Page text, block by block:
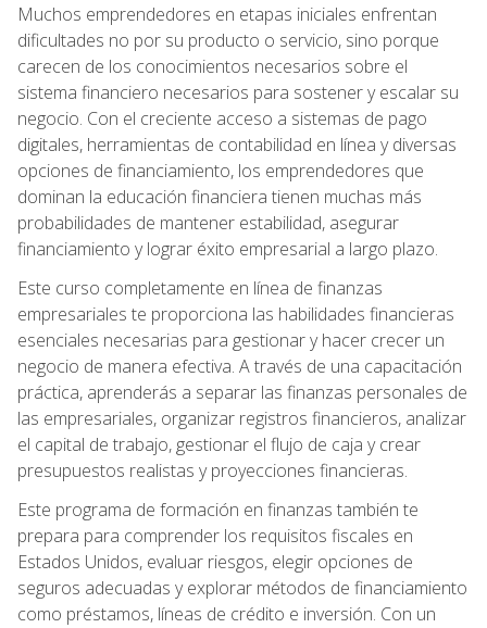
Muchos emprendedores en etapas iniciales enfrentan
dificultades no por su producto o servicio, sino porque
carecen de los conocimientos necesarios sobre el
sistema financiero necesarios para sostener y escalar su
negocio. Con el creciente acceso a sistemas de pago
digitales, herramientas de contabilidad en línea y diversas
opciones de financiamiento, los emprendedores que
dominan la educación financiera tienen muchas más
probabilidades de mantener estabilidad, asegurar
financiamiento y lograr éxito empresarial a largo plazo.
Este curso completamente en línea de finanzas
empresariales te proporciona las habilidades financieras
esenciales necesarias para gestionar y hacer crecer un
negocio de manera efectiva. A través de una capacitación
práctica, aprenderás a separar las finanzas personales de
las empresariales, organizar registros financieros, analizar
el capital de trabajo, gestionar el flujo de caja y crear
presupuestos realistas y proyecciones financieras.
Este programa de formación en finanzas también te
prepara para comprender los requisitos fiscales en
Estados Unidos, evaluar riesgos, elegir opciones de
seguros adecuadas y explorar métodos de financiamiento
como préstamos, líneas de crédito e inversión. Con un